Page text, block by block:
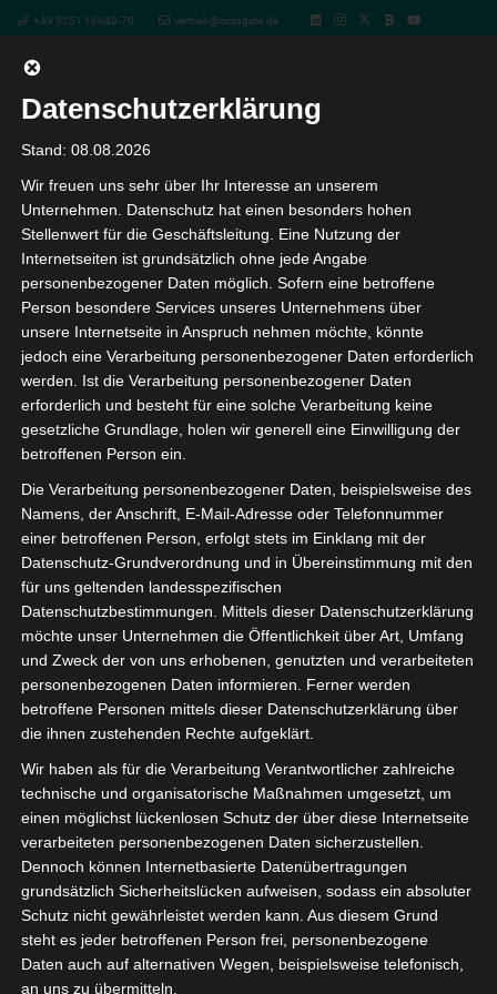
+49 5251 18040-70 vertrieb@octogate.de
Diese Veranstaltung hat bereits stattgefunden.
BILDUNG.DIG!TAL Erfurt
28. August 2025 8:30-16:00
BILDUNG.DIG!TAL – Die Messe für digitale Bildung
Die Digitalisierung in Schulen und
Kindertageseinrichtungen ist ein Thema von höchster
Relevanz. Wenn Sie auf der Suche nach aktuellen Trends
und Entwicklungen in diesem Bereich sind, dann sind Sie
bei der BILDUNG.DIG!TAL genau richtig. Unsere Messe
und unser Kongress bieten Ihnen nicht nur umfassende
Informationen, sondern auch eine Plattform zum
Austausch von Lösungsvorschlägen und Erfahrungen.
Mit den Schwerpunktthemen Technologie & Verwaltung,
Lehren & Lernen sowie Frühkindliche Bildung wird
Schulträgern, kommunalen Entscheider*innen,
Schulleiter*innen und Lehrkräften eine umfassende
erkunden. In einer zunehmend digitalisierten Welt ist es
von entscheidender Bedeutung, dass wir die
Möglichkeiten der Technologie nutzen. Nur so werden
wir In Zukunft Bildung effektiver und zugänglicher
gestalten können. Der Kongress bringt Sie mit den
führenden Experten*innen aus den Bereichen Bildung,
Technologie und Verwaltung zusammen. Sie werden die
Gelegenheit haben, mit Ihnen gemeinsam über
Datenschutzerklärung
Stand: 08.08.2026
Wir freuen uns sehr über Ihr Interesse an unserem
Unternehmen. Datenschutz hat einen besonders hohen
Stellenwert für die Geschäftsleitung. Eine Nutzung der
Internetseiten ist grundsätzlich ohne jede Angabe
personenbezogener Daten möglich. Sofern eine betroffene
Person besondere Services unseres Unternehmens über
unsere Internetseite in Anspruch nehmen möchte, könnte
jedoch eine Verarbeitung personenbezogener Daten erforderlich
werden. Ist die Verarbeitung personenbezogener Daten
erforderlich und besteht für eine solche Verarbeitung keine
gesetzliche Grundlage, holen wir generell eine Einwilligung der
betroffenen Person ein.
Die Verarbeitung personenbezogener Daten, beispielsweise des
Namens, der Anschrift, E-Mail-Adresse oder Telefonnummer
einer betroffenen Person, erfolgt stets im Einklang mit der
Datenschutz-Grundverordnung und in Übereinstimmung mit den
für uns geltenden landesspezifischen
Datenschutzbestimmungen. Mittels dieser Datenschutzerklärung
möchte unser Unternehmen die Öffentlichkeit über Art, Umfang
und Zweck der von uns erhobenen, genutzten und verarbeiteten
personenbezogenen Daten informieren. Ferner werden
betroffene Personen mittels dieser Datenschutzerklärung über
die ihnen zustehenden Rechte aufgeklärt.
Wir haben als für die Verarbeitung Verantwortlicher zahlreiche
technische und organisatorische Maßnahmen umgesetzt, um
einen möglichst lückenlosen Schutz der über diese Internetseite
verarbeiteten personenbezogenen Daten sicherzustellen.
Dennoch können Internetbasierte Datenübertragungen
grundsätzlich Sicherheitslücken aufweisen, sodass ein absoluter
Schutz nicht gewährleistet werden kann. Aus diesem Grund
steht es jeder betroffenen Person frei, personenbezogene
Daten auch auf alternativen Wegen, beispielsweise telefonisch,
an uns zu übermitteln.